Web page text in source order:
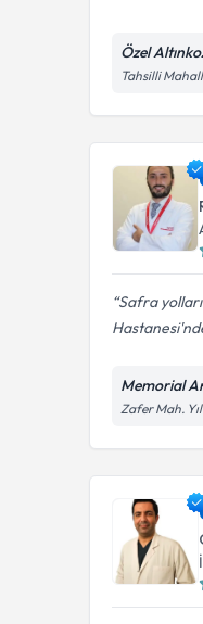
Özel
Tahsilli
Safra
Memorial
Zafer Mah.